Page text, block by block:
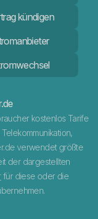
kündigen
kostenlos Tarife
verwendet größte
der dargestellten
für diese oder die